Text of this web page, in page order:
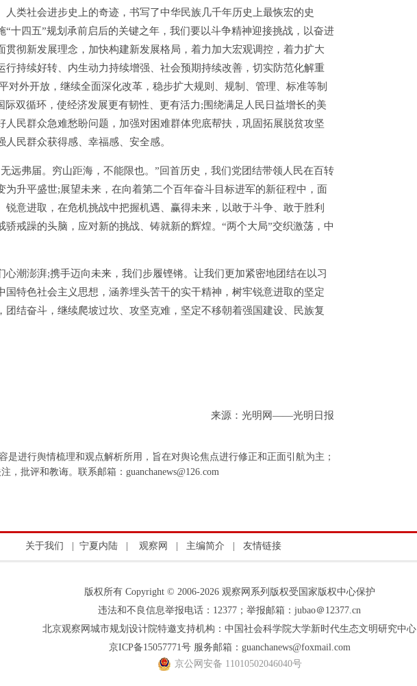
类社会进步史上的奇迹，书写了中华民族几千年历史上最恢宏的史
十四五”规划承前启后的关键之年，我们要以斗争精神迎接挑战，以奋进
彻新发展理念，加快构建新发展格局，着力加大宏观调控，着力扩大
持续好转、内生动力持续增强、社会预期持续改善，切实防范化解重
外开放，继续全面深化改革，稳步扩大规则、规制、管理、标准等制
双循环，使经济发展更有韧性、更有活力;围绕满足人民日益增长的美
民群众急难愁盼问题，加强对困难群体兜底帮扶，巩固拓展脱贫攻坚
民群众获得感、幸福感、安全感。
弗届。穷山距海，不能限也。”回首历史，我们党团结带领人民在百转
升平盛世;展望未来，在向着第二个百年奋斗目标进军的新征程中，面
意进取，在危机挑战中把握机遇、赢得未来，以敢于斗争、敢于胜利
戒躁的头脑，应对新的挑战、铸就新的辉煌。“两个大局”交织激荡，中
澎湃;携手迈向未来，我们步履铿锵。让我们更加紧密地团结在以习
特色社会主义思想，涵养埋头苦干的实干精神，树牢锐意进取的坚定
结奋斗，继续爬坡过坎、攻坚克难，坚定不移朝着强国建设、民族复
来源：光明网——光明日报
进行舆情梳理和观点解析所用，旨在对舆论焦点进行修正和正面引航为主；
批评和教诲。联系邮箱：guanchanews@126.com
关于我们 宁夏内陆 观察网 主编简介 友情链接
版权所有 Copyright © 2006-2026 观察网系列版权受国家版权中心保护
违法和不良信息举报电话：12377；举报邮箱：jubao＠12377.cn
北京观察网城市规划设计院特邀支持机构：中国社会科学院大学新时代生态文明研究中心
京ICP备15057771号 服务邮箱：guanchanews@foxmail.com
京公网安备 11010502046040号